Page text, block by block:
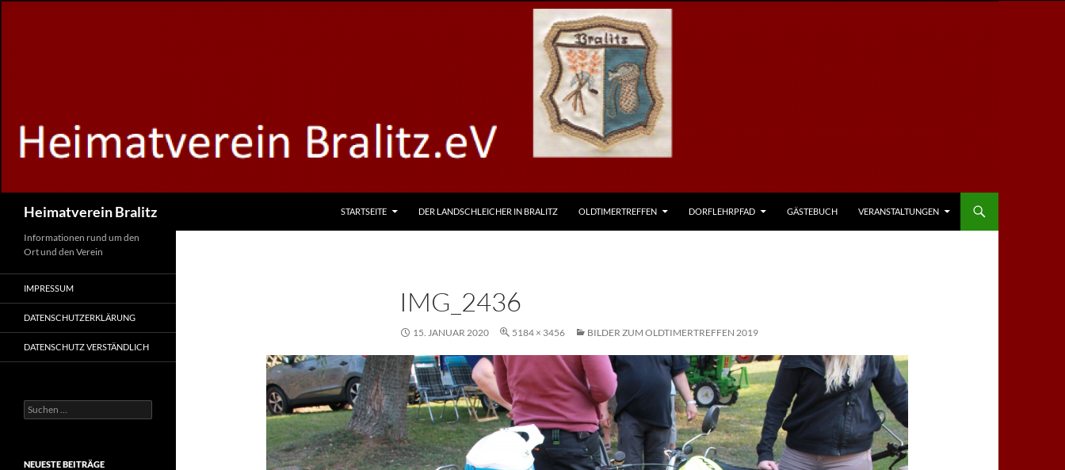
Heimatverein Bralitz STARTSEITE DER LANDSCHLEICHER IN BRALITZ OLDTIMERTREFFEN DORFLEHRPFAD GÄSTEBUCH VERANSTALTUNGEN
IMG_2436
15. JANUAR 2020 5184 × 3456 BILDER ZUM OLDTIMERTREFFEN 2019
Informationen rund um den
Ort und den Verein
IMPRESSUM
DATENSCHUTZERKLÄRUNG
DATENSCHUTZ VERSTÄNDLICH
Suchen
nach:
NEUESTE BEITRÄGE